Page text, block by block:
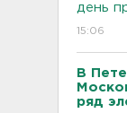
день
15:06
В
ряд